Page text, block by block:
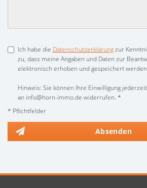
Ich habe die Datenschutzerklärungzur
zu, dass meine Angaben und Daten zur
elektronisch erhoben und gespeichert
Hinweis: Sie können Ihre Einwilligung
an info@horn-immo.de widerrufen. *
* Pflichtfelder
Absenden